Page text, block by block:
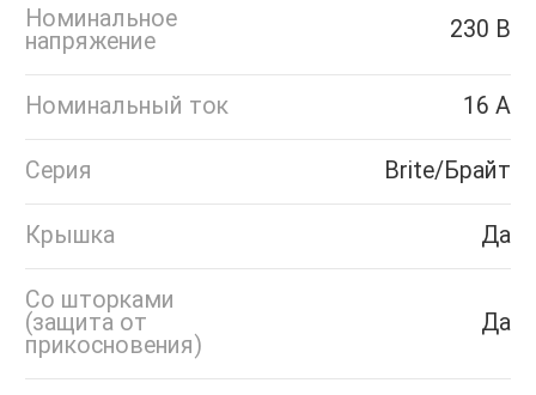
Номинальное
напряжение
230 В
Номинальный ток 16 А
Серия Brite/Брайт
Крышка Да
Со шторками
(защита от
прикосновения)
Да